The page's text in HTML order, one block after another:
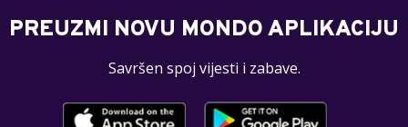
PREUZMI NOVU MONDO APLIKACIJU
Savršen spoj vijesti i zabave.